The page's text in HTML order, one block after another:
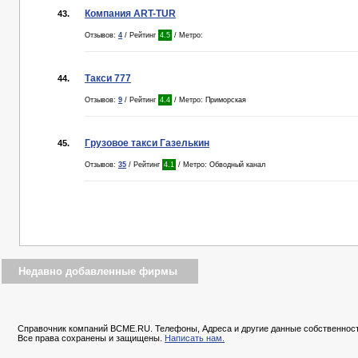
43. Компания ART-TUR
Отзывов: 4 / Рейтинг 4.5 / Метро:
44. Такси 777
Отзывов: 9 / Рейтинг 4.4 / Метро: Приморская
45. Грузовое такси Газелькин
Отзывов: 35 / Рейтинг 4.1 / Метро: Обводный канал
Недавно добавленные фирмы
Справочник компаний BCME.RU. Телефоны, Адреса и другие данные
Все права сохранены и защищены. Написать нам.